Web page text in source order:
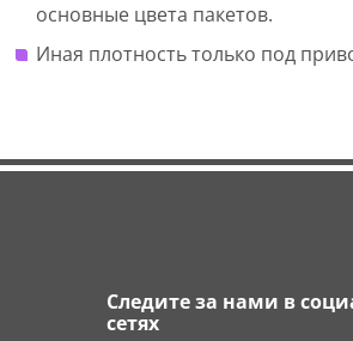
основные цвета пакетов.
Иная плотность только под
Следите за нами в
сетях